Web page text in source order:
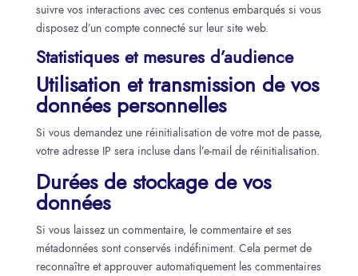
suivre vos interactions avec ces contenus embarqués si vous
disposez d’un compte connecté sur leur site web.
Statistiques et mesures d’audience
Utilisation et transmission de vos
données personnelles
Si vous demandez une réinitialisation de votre mot de passe,
votre adresse IP sera incluse dans l’e-mail de réinitialisation.
Durées de stockage de vos
données
Si vous laissez un commentaire, le commentaire et ses
métadonnées sont conservés indéfiniment. Cela permet de
reconnaître et approuver automatiquement les commentaires